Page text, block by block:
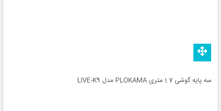
سه پایه گوشی 1.7 متری PLOKAMA مدل LIVE-K9